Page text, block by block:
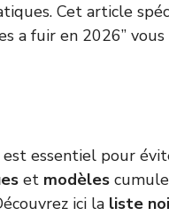
Cet article
a fuir en 2026”
essentiel pour
et modèles
ici la liste